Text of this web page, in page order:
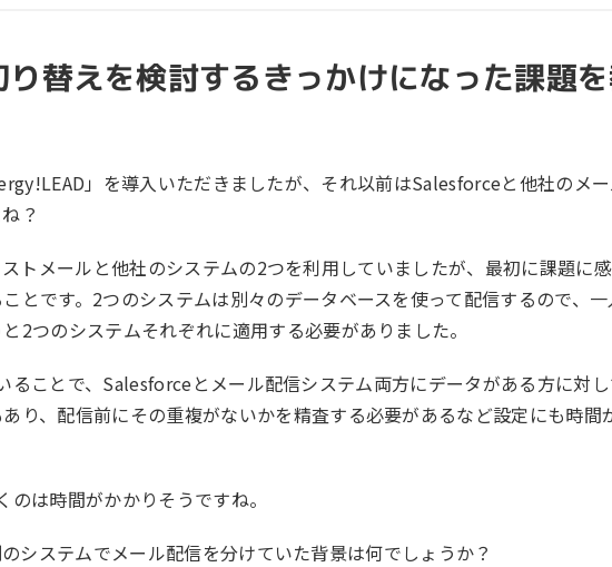
替えを検討するきっかけになった課題
」を導入いただきましたが、それ以前はSalesforceと他社のメ
？
メールと他社のシステムの2つを利用していましたが、最初に課題に
とです。2つのシステムは別々のデータベースを使って配信するので、
2つのシステムそれぞれに適用する必要がありました。
ることで、Salesforceとメール配信システム両方にデータがある方に対
り、配信前にその重複がないかを精査する必要があるなど設定にも時間
は時間がかかりそうですね。
システムでメール配信を分けていた背景は何でしょうか？